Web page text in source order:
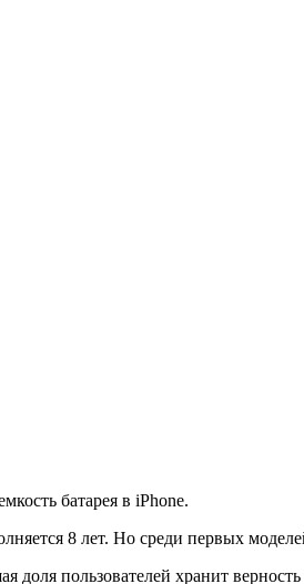
батарея в iPhone.
8 лет. Но среди первых
пользователей хранит верность